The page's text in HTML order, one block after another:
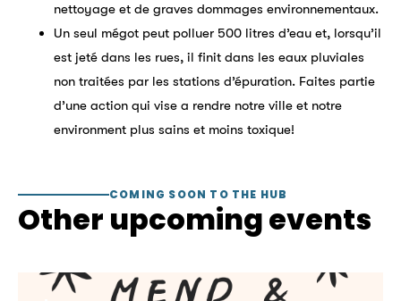
nettoyage et de graves dommages environnementaux.
Un seul mégot peut polluer 500 litres d’eau et, lorsqu’il
est jeté dans les rues, il finit dans les eaux pluviales
non traitées par les stations d’épuration. Faites partie
d’une action qui vise a rendre notre ville et notre
environment plus sains et moins toxique!
COMING SOON TO THE HUB
Other upcoming events